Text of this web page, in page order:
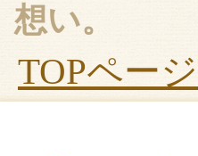
想い。
TOPページ